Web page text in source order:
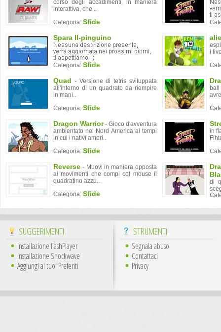
corso degli accadimenti, in maniera
interattiva, che ..
Categoria: Sfide
Spara Il-pinguino
Categoria: Sfide
i
Quad - Versione di tetris sviluppata
all'interno di un quadrato da riempire
in mani..
Categoria: Sfide
Dragon Warrior- Gioco d'avventura
ambientato nel Nord America ai tempi
in cui i nativi ameri..
Categoria: Sfide
in
Reverse - Muovi in maniera opposta
ai movimenti che compi col mouse il
quadratino azzu..
Categoria: Sfide
di
SUGGERIMENTI
Installazione flashPlayer
Installazione Shockwave
Aggiungi ai tuoi Preferiti
STRUMENTI
Segnala abuso
Contattaci
Privacy